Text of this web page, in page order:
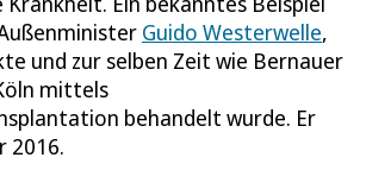
Guido Westerwelle,
und zur selben Zeit wie Bernauer
mittels
behandelt wurde. Er
2016.